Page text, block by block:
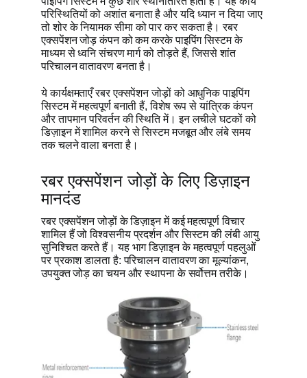
परिस्थितियों को अशांत बनाता है और यदि ध्यान न दिया जाए
तो शोर के नियामक सीमा को पार कर सकता है। रबर
एक्सपेंशन जोड़ कंपन को कम करके पाइपिंग सिस्टम के
माध्यम से ध्वनि संचरण मार्ग को तोड़ते हैं, जिससे शांत
परिचालन वातावरण बनता है।
ये कार्यक्षमताएँ रबर एक्सपेंशन जोड़ों को आधुनिक पाइपिंग
सिस्टम में महत्वपूर्ण बनाती हैं, विशेष रूप से यांत्रिक कंपन
और तापमान परिवर्तन की स्थिति में। इन लचीले घटकों को
डिज़ाइन में शामिल करने से सिस्टम मजबूत और लंबे समय
तक चलने वाला बनता है।
रबर एक्सपेंशन जोड़ों के लिए डिज़ाइन
मानदंड
रबर एक्सपेंशन जोड़ों के डिज़ाइन में कई महत्वपूर्ण विचार
शामिल हैं जो विश्वसनीय प्रदर्शन और सिस्टम की लंबी आयु
सुनिश्चित करते हैं। यह भाग डिज़ाइन के महत्वपूर्ण पहलुओं
पर प्रकाश डालता है: परिचालन वातावरण का मूल्यांकन,
उपयुक्त जोड़ का चयन और स्थापना के सर्वोत्तम तरीके।